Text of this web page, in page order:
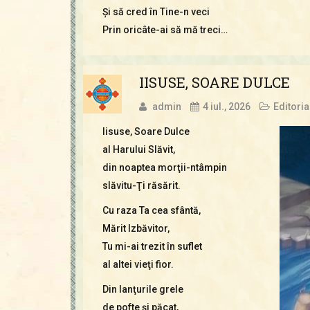
Şi să cred în Tine-n veci
Prin oricâte-ai să mă treci…
IISUSE, SOARE DULCE
admin 4 iul., 2026
Iisuse, Soare Dulce
al Harului Slăvit,
din noaptea morţii-ntâmpin
slăvitu-Ţi răsărit.
Cu raza Ta cea sfântă,
Mărit Izbăvitor,
Tu mi-ai trezit în suflet
al altei vieţi fior.
Din lanţurile grele
de pofte şi păcat,